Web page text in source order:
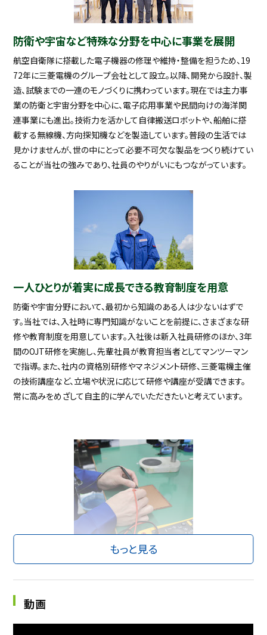
防衛や宇宙など特殊な分野を中心に事業を展開
航空自衛隊に搭載した電子機器の修理や維持・整備を担うため、19
72年に三菱電機のグループ会社として設立。以降、開発から設計、製
造、試験までの一連のモノづくりに携わっています。現在では主力事
業の防衛と宇宙分野を中心に、電子応用事業や民間向けの海洋関
連事業にも進出。技術力を活かして自律搬送ロボットや、船舶に搭
載する無線機、方向探知機などを製造しています。普段の生活では
見かけませんが、世の中にとって必要不可欠な製品をつくり続けてい
ることが当社の強みであり、社員のやりがいにもつながっています。
一人ひとりが着実に成長できる教育制度を用意
防衛や宇宙分野において、最初から知識のある人は少ないはずで
す。当社では、入社時に専門知識がないことを前提に、さまざまな研
修や教育制度を用意しています。入社後は新入社員研修のほか、3年
間のOJT研修を実施し、先輩社員が教育担当者としてマンツーマン
で指導。また、社内の資格別研修やマネジメント研修、三菱電機主催
の技術講座など、立場や状況に応じて研修や講座が受講できます。
常に高みをめざして自主的に学んでいただきたいと考えています。
もっと見る
社員一丸となって信頼性の高い製品を開発
実際の業務では、幅広い年齢層の社員が意見を出し合い、組織力を
高めながら信頼性の高い製品を開発・製造しています。当社で働く社
員は、実直で温和な人が多い印象です。普段の業務では真面目です
動画